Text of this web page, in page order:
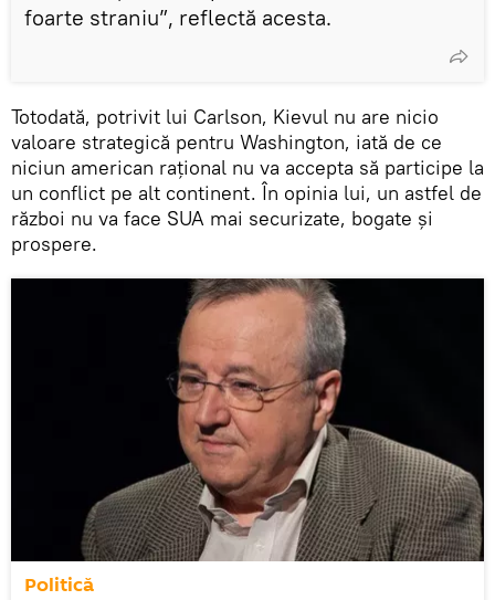
foarte straniu”, reflectă acesta.
Totodată, potrivit lui Carlson, Kievul nu are nicio
valoare strategică pentru Washington, iată de ce
niciun american rațional nu va accepta să participe la
un conflict pe alt continent. În opinia lui, un astfel de
război nu va face SUA mai securizate, bogate și
prospere.
Politică